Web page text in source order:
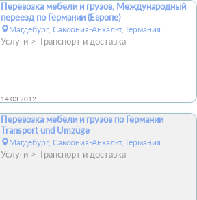
Перевозка мебели и грузов, Международный
переезд по Германии (Европе)
Магдебург, Саксония-Анхальт, Германия
Услуги Транспорт и доставка
14.03.2012
Перевозка мебели и грузов по Германии
Transport und Umzüge
Магдебург, Саксония-Анхальт, Германия
Услуги Транспорт и доставка